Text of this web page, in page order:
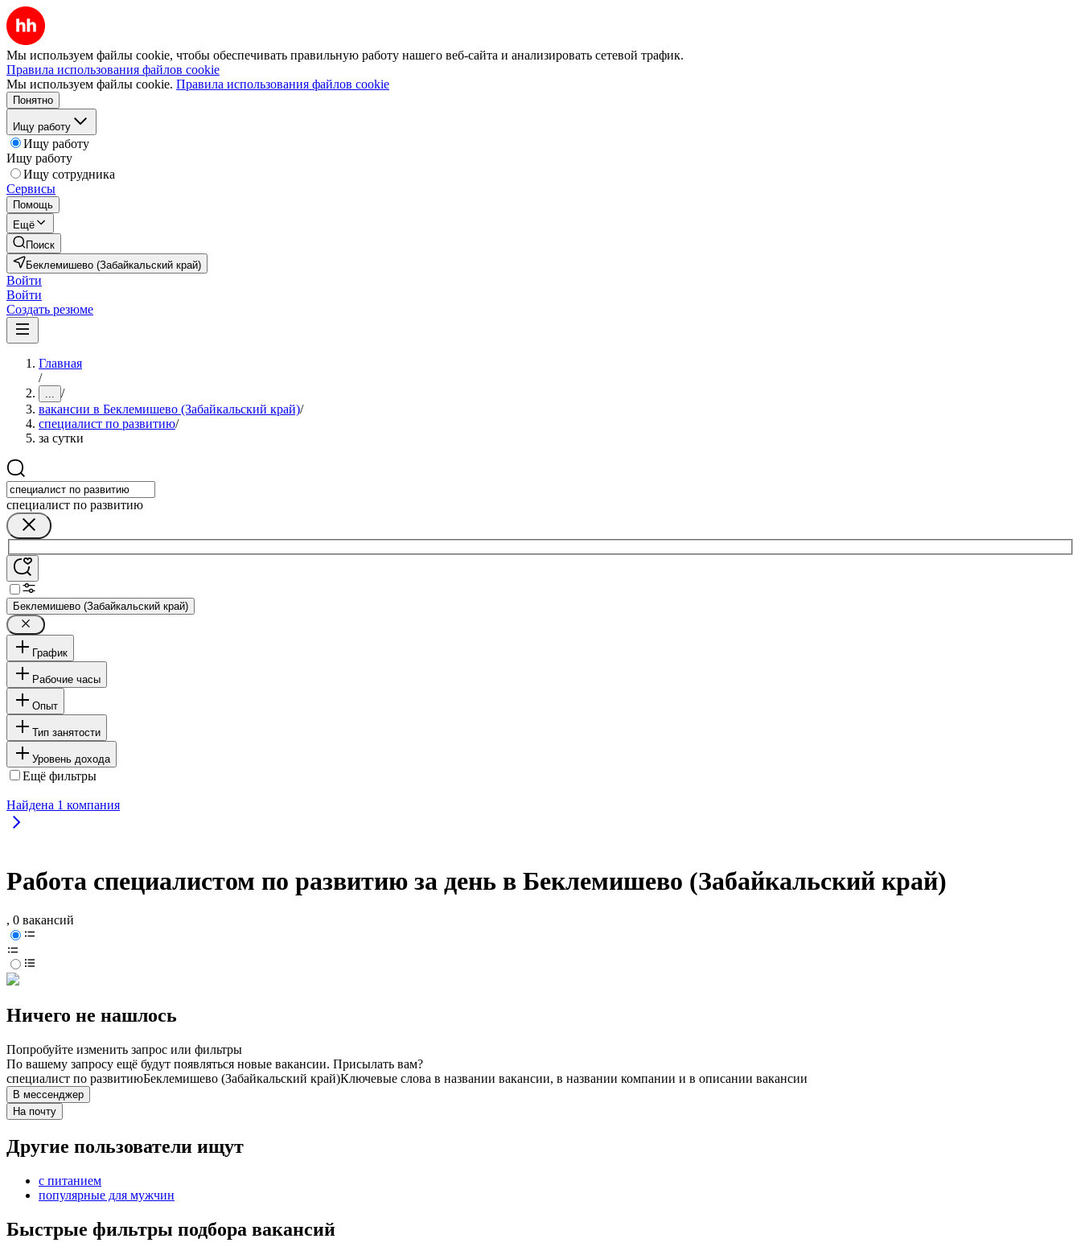
Мы используем файлы cookie, чтобы обеспечивать правильную работу нашего веб-сайта и анализировать сетевой трафик.
Правила использования файлов cookie
Мы используем файлы cookie. Правила использования файлов cookie
Понятно
Ищу работу
Ищу работу
Ищу работу
Ищу сотрудника
Сервисы
Помощь
Ещё
Поиск
Беклемишево (Забайкальский край)
Войти
Войти
Создать резюме
Главная
/
... /
вакансии в Беклемишево (Забайкальский край)/
специалист по развитию/
за сутки
специалист по развитию
Беклемишево (Забайкальский край)
График
Рабочие часы
Опыт
Тип занятости
Уровень дохода
Ещё фильтры
Найдена 1 компания
Работа специалистом по развитию за день в Беклемишево (Забайкальский край)
, 0 вакансий
Ничего не нашлось
Попробуйте изменить запрос или фильтры
По вашему запросу ещё будут появляться новые вакансии. Присылать вам?
специалист по развитиюБеклемишево (Забайкальский край)Ключевые слова в названии вакансии, в названии компании и в описании вакансии
В мессенджер
На почту
Другие пользователи ищут
с питанием
популярные для мужчин
Быстрые фильтры подбора вакансий